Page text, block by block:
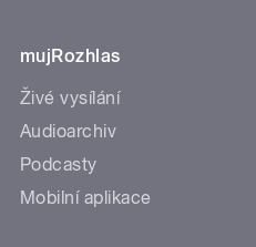
mujRozhlas
Živé vysílání
Audioarchiv
Podcasty
Mobilní aplikace